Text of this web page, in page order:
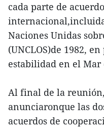
cada parte de
Naciones Unidas
(UNCLOS)de 1982,
estabilidad en el Mar
Al final de la
anunciaronque las
acuerdos de